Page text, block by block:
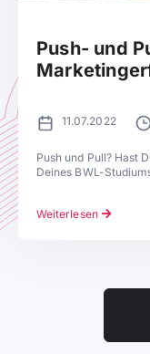
Push- und
11.07.2022
Push und Pull? Hast
Deines BWL-
Weiterlesen